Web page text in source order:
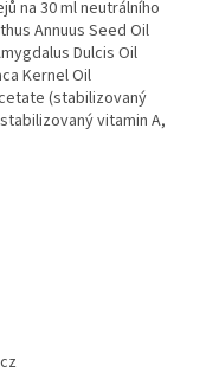
na 30 ml neutrálního
Annuus Seed Oil
Dulcis Oil
Kernel Oil
(stabilizovaný
vitamin A,